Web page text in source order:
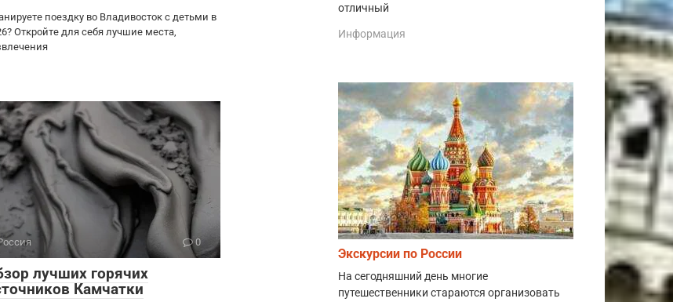
поездку во Владивосток с детьми в
Откройте для себя лучшие места,
0
лучших горячих
Камчатки
отличный
Информация
Экскурсии по России
На сегодняшний день многие
путешественники стараются организовать